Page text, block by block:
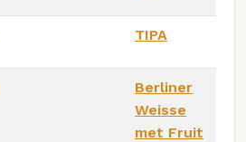
TIPA
Berliner
Weisse
met Fruit